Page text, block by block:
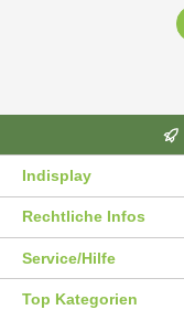
Indisplay
Rechtliche Infos
Service/Hilfe
Top Kategorien